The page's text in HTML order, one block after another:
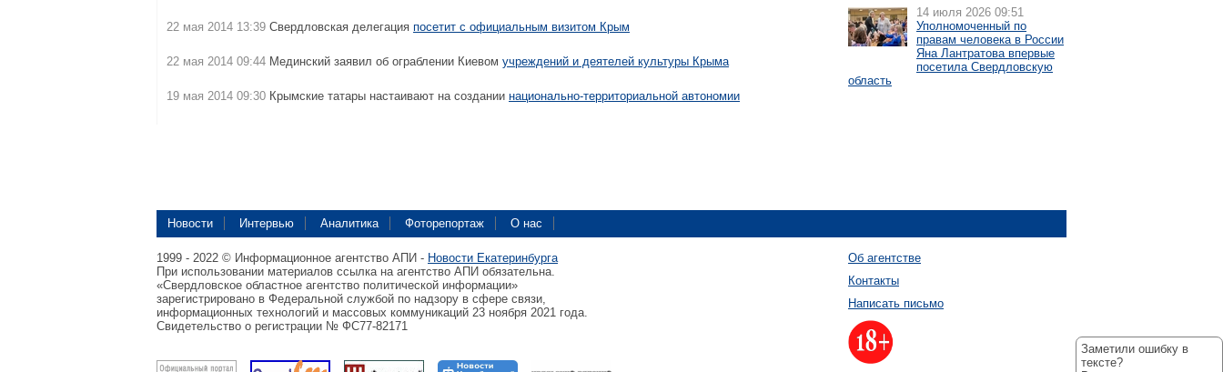
22 мая 2014 13:39 Свердловская делегация посетит с официальным визитом Крым
22 мая 2014 09:44 Мединский заявил об ограблении Киевом учреждений и деятелей культуры Крыма
19 мая 2014 09:30 Крымские татары настаивают на создании национально-территориальной автономии
14 июля 2026 09:51
Уполномоченный по
правам человека в России
Яна Лантратова впервые
посетила Свердловскую
область
Новости Интервью Аналитика Фоторепортаж О нас
1999 - 2022 © Информационное агентство АПИ - Новости Екатеринбурга
При использовании материалов ссылка на агентство АПИ обязательна.
«Свердловское областное агентство политической информации»
зарегистрировано в Федеральной службой по надзору в сфере связи,
информационных технологий и массовых коммуникаций 23 ноября 2021 года.
Свидетельство о регистрации № ФС77-82171
Об агентстве
Контакты
Написать письмо
Заметили ошибку в
тексте?